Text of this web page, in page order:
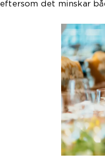
eftersom det minskar